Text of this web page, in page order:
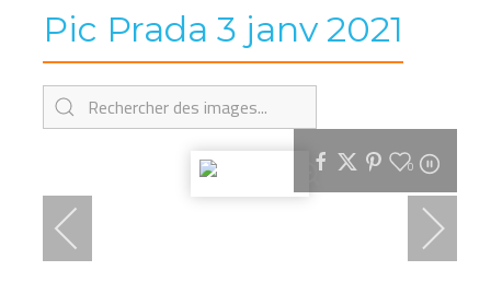
Pic Prada 3 janv 2021
0